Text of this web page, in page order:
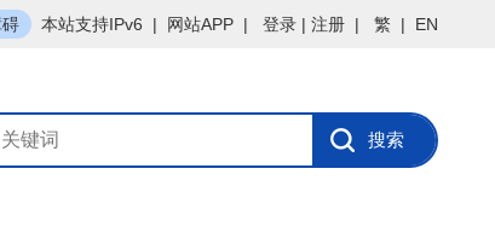
本站支持IPv6 | 网站APP | 登录 | 注册 | 繁 | EN